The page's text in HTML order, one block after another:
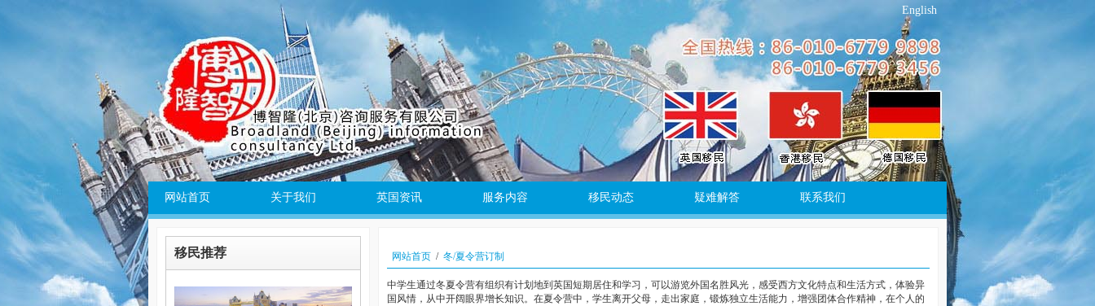
English
网站首页 关于我们 英国资讯 服务内容 移民动态 疑难解答 联系我们
移民推荐 网站首页 / 冬/夏令营订制
中学生通过冬夏令营有组织有计划地到英国短期居住和学习，可以游览外国名胜风光，感受西方文化特点和生活方式，体验异
国风情，从中开阔眼界增长知识。在夏令营中，学生离开父母，走出家庭，锻炼独立生活能力，增强团体合作精神，在个人的